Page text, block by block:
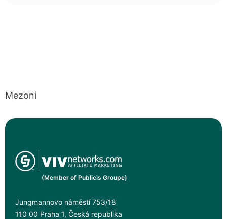
Mezoni
(Member of Publicis Groupe)
Jungmannovo náměstí 753/18
110 00 Praha 1, Česká republika